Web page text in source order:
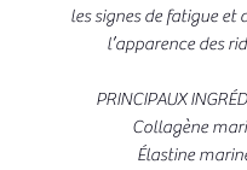
les signes de fatigue et
l’apparence des
PRINCIPAUX
Collagène
Élastine